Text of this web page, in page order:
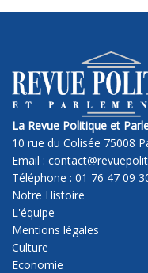
La Revue Politique et
10 rue du Colisée 75008
Email :
Téléphone : 01 76 47 09
Notre Histoire
L'équipe
Mentions légales
Culture
Economie